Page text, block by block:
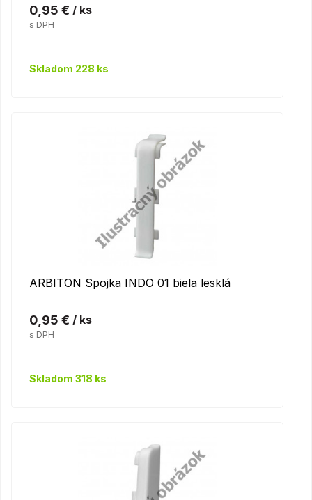
0,95 € / ks
s DPH
Skladom 228 ks
ARBITON Spojka INDO 01 biela lesklá
0,95 € / ks
s DPH
Skladom 318 ks